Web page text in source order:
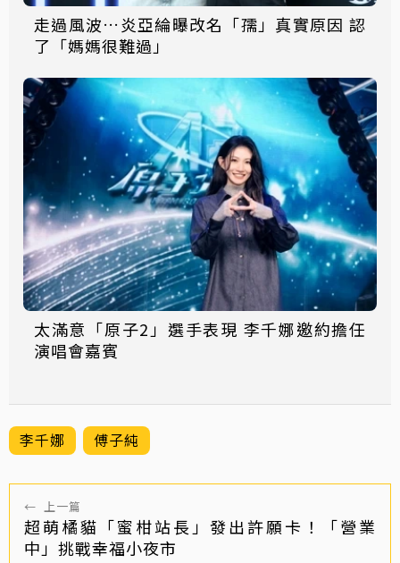
走過風波…炎亞綸曝改名「孺」真實原因 認
了「媽媽很難過」
太滿意「原子2」選手表現 李千娜邀約擔任
演唱會嘉賓
李千娜 傅子純
← 上一篇
超萌橘貓「蜜柑站長」發出許願卡！「營業
中」挑戰幸福小夜市